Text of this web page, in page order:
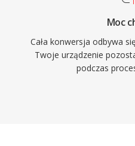
Moc
Cała konwersja odbywa
Twoje urządzenie
podczas